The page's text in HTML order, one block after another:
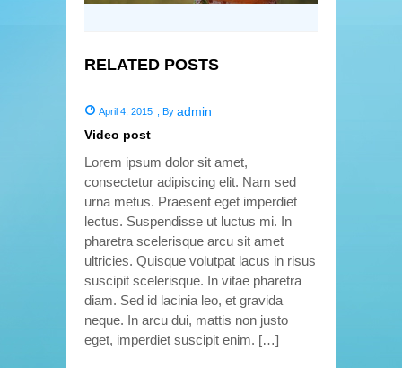
RELATED POSTS
April 4, 2015 By admin
Video post
Lorem ipsum dolor sit amet,
consectetur adipiscing elit. Nam sed
urna metus. Praesent eget imperdiet
lectus. Suspendisse ut luctus mi. In
pharetra scelerisque arcu sit amet
ultricies. Quisque volutpat lacus in risus
suscipit scelerisque. In vitae pharetra
diam. Sed id lacinia leo, et gravida
neque. In arcu dui, mattis non justo
eget, imperdiet suscipit enim. […]